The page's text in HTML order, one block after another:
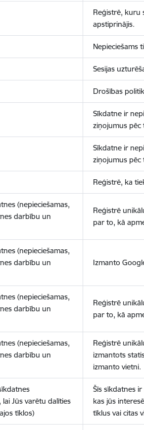
Reģistrē, kuru
apstiprinājis.
Nepieciešams
Sesijas
Drošības
Sīkdatne ir
ziņojumus pēc
Sīkdatne ir
ziņojumus pēc
Reģistrē, ka
(nepieciešamas,
darbību un
Reģistrē
par to, kā
(nepieciešamas,
darbību un
Izmanto
(nepieciešamas,
darbību un
Reģistrē
par to, kā
(nepieciešamas,
darbību un
Reģistrē
izmantots
izmanto vietni.
lai Jūs varētu dalīties
tīklos)
Šīs sīkdatnes
kas jūs
tīklus vai citas